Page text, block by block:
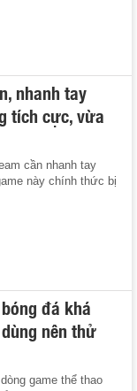
nhanh tay
tích cực, vừa
cần nhanh tay
này chính thức bị
đá khá
nên thử
game thể thao